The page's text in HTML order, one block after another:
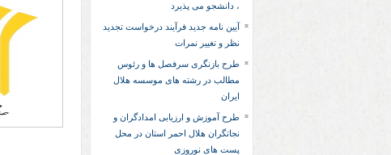
، دانشجو می پذیرد
آیین نامه جدید فرآیند درخواست تجدید
نظر و تغییر نمرات
طرح بازنگری سرفصل ها و رئوس
مطالب در رشته های موسسه هلال
ایران
طرح آموزش و ارزیابی امدادگران و
نجاتگران هلال احمر استان در محل
پست های نوروزی